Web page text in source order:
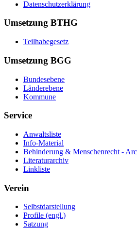
Datenschutzerklärung
Umsetzung BTHG
Teilhabegesetz
Umsetzung BGG
Bundesebene
Länderebene
Kommune
Service
Anwaltsliste
Info-Material
Behinderung & Menschenrecht -
Literaturarchiv
Linkliste
Verein
Selbstdarstellung
Profile (engl.)
Satzung